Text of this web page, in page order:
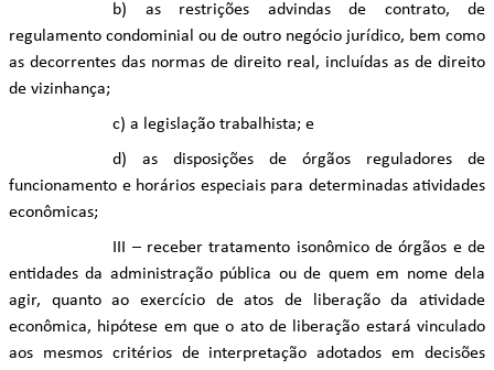
b) as restrições advindas de contrato, de
regulamento condominial ou de outro negócio jurídico, bem como
as decorrentes das normas de direito real, incluídas as de direito
de vizinhança;
c) a legislação trabalhista; e
d) as disposições de órgãos reguladores de
funcionamento e horários especiais para determinadas atividades
econômicas;
III – receber tratamento isonômico de órgãos e de
entidades da administração pública ou de quem em nome dela
agir, quanto ao exercício de atos de liberação da atividade
econômica, hipótese em que o ato de liberação estará vinculado
aos mesmos critérios de interpretação adotados em decisões